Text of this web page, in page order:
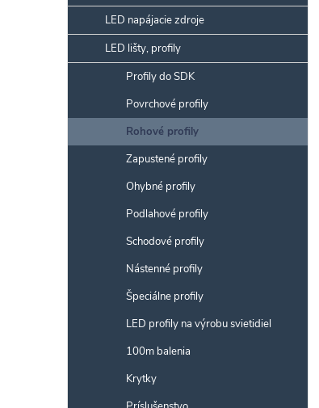
LED napájacie zdroje
LED lišty, profily
Profily do SDK
Povrchové profily
Rohové profily
Zapustené profily
Ohybné profily
Podlahové profily
Schodové profily
Nástenné profily
Špeciálne profily
LED profily na výrobu svietidiel
100m balenia
Krytky